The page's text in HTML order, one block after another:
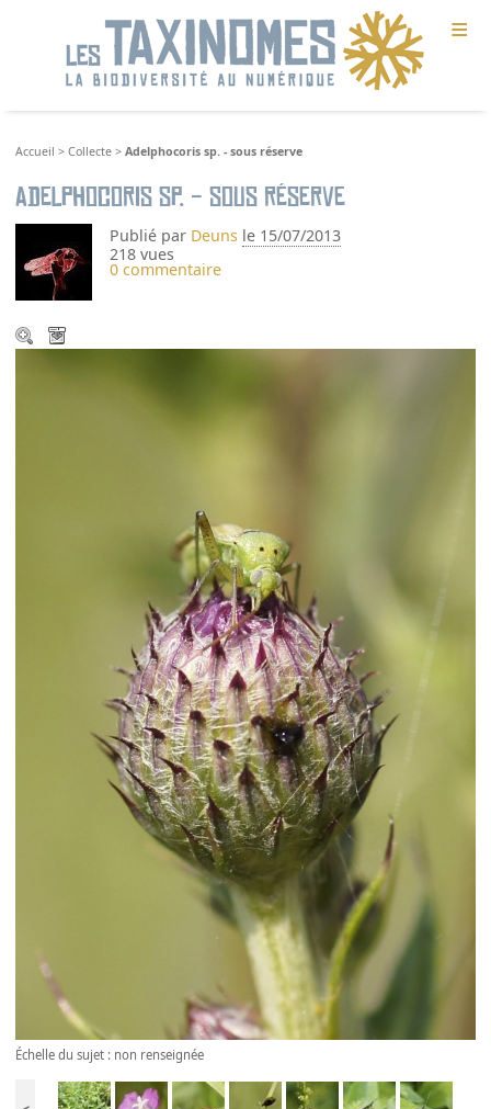
≡
Accueil >Collecte >Adelphocoris sp. - sous réserve
Adelphocoris sp. - sous réserve
Publié par Deuns le 15/07/2013
218 vues
0 commentaire
Échelle du sujet : non renseignée